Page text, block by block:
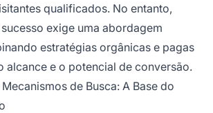
qualificados. No entanto,
exige uma abordagem
estratégias orgânicas e pagas
alcance e o potencial de conversão.
de Busca: A Base do